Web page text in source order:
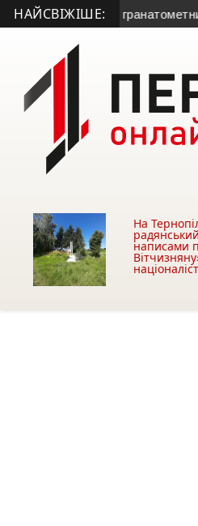
НАЙСВІЖІШЕ:
50-річного
На
написами